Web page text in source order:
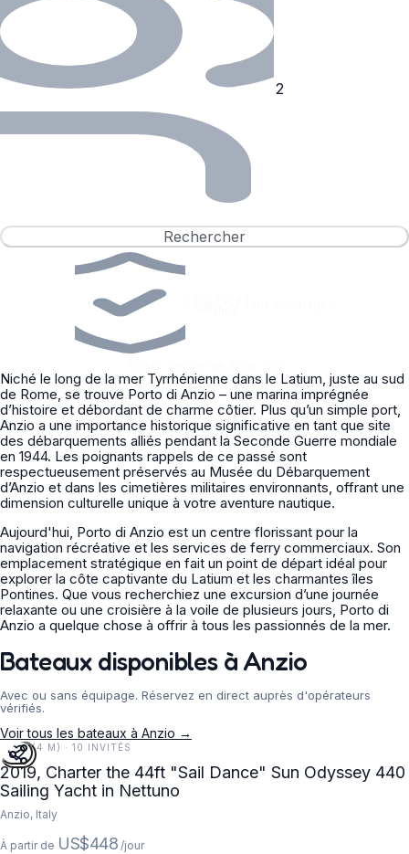
Rechercher
Niché le long de la mer Tyrrhénienne dans le Latium, juste au sud
de Rome, se trouve Porto di Anzio – une marina imprégnée
d’histoire et débordant de charme côtier. Plus qu’un simple port,
Anzio a une importance historique significative en tant que site
des débarquements alliés pendant la Seconde Guerre mondiale
en 1944. Les poignants rappels de ce passé sont
respectueusement préservés au Musée du Débarquement
d’Anzio et dans les cimetières militaires environnants, offrant une
dimension culturelle unique à votre aventure nautique.
Aujourd'hui, Porto di Anzio est un centre florissant pour la
navigation récréative et les services de ferry commerciaux. Son
emplacement stratégique en fait un point de départ idéal pour
explorer la côte captivante du Latium et les charmantes îles
Pontines. Que vous recherchiez une excursion d’une journée
relaxante ou une croisière à la voile de plusieurs jours, Porto di
Anzio a quelque chose à offrir à tous les passionnés de la mer.
Bateaux disponibles à Anzio
Avec ou sans équipage. Réservez en direct auprès d'opérateurs
vérifiés.
Voir tous les bateaux à Anzio →
13 FT (4 M) · 10 INVITÉS
2019, Charter the 44ft "Sail Dance" Sun Odyssey 440
Sailing Yacht in Nettuno
Anzio, Italy
À partir de US$448 /jour